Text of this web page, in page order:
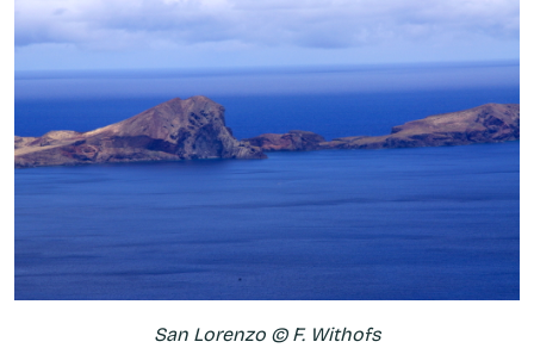
San Lorenzo © F. Withofs